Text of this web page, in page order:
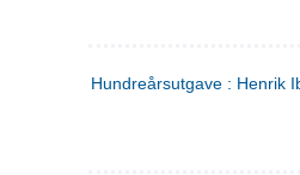
Hundreårsutgave : Henrik